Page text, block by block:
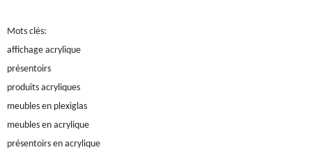
Mots clés:
affichage acrylique
présentoirs
produits acryliques
meubles en plexiglas
meubles en acrylique
présentoirs en acrylique